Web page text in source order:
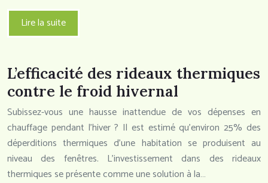
Lire la suite
L’efficacité des rideaux thermiques
contre le froid hivernal
Subissez-vous une hausse inattendue de vos dépenses en
chauffage pendant l’hiver ? Il est estimé qu’environ 25% des
déperditions thermiques d’une habitation se produisent au
niveau des fenêtres. L’investissement dans des rideaux
thermiques se présente comme une solution à la…